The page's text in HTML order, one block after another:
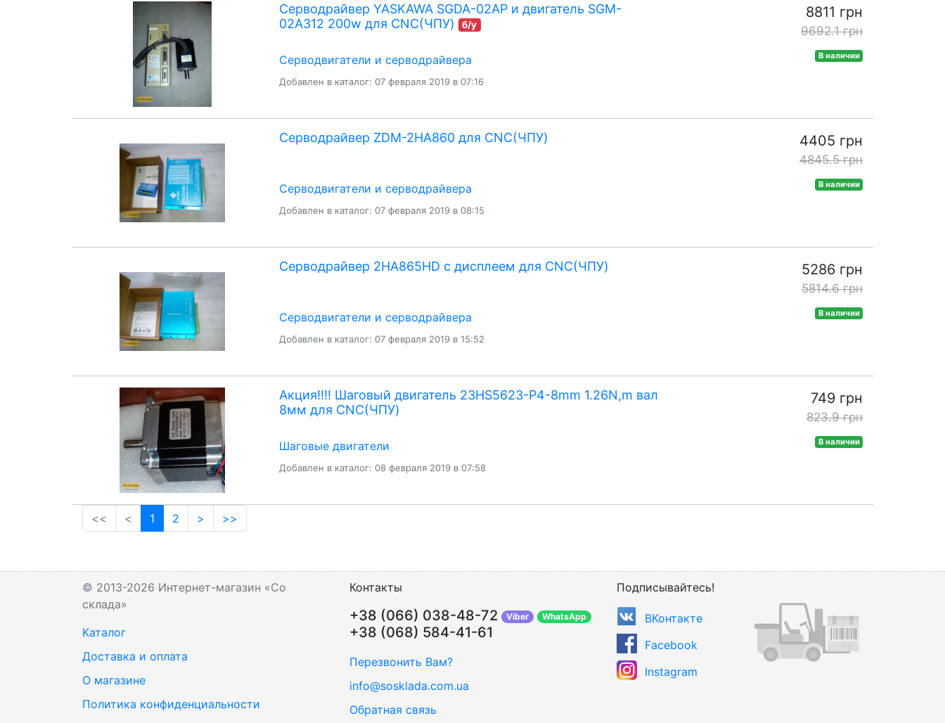
Серводрайвер YASKAWA SGDA-02AP и двигатель SGM-
02A312 200w для CNC(ЧПУ)
б/у
Серводвигатели и серводрайвера
Добавлен в каталог: 07 февраля 2019 в 07:16
8811 грн
9692.1 грн
В наличии
Серводрайвер ZDM-2HA860 для CNC(ЧПУ)
Серводвигатели и серводрайвера
Добавлен в каталог: 07 февраля 2019 в 08:15
4405 грн
4845.5 грн
В наличии
Серводрайвер 2HA865HD с дисплеем для CNC(ЧПУ)
Серводвигатели и серводрайвера
Добавлен в каталог: 07 февраля 2019 в 15:52
5286 грн
5814.6 грн
В наличии
Акция!!!! Шаговый двигатель 23HS5623-P4-8mm 1.26N,m вал
8мм для CNC(ЧПУ)
Шаговые двигатели
Добавлен в каталог: 08 февраля 2019 в 07:58
749 грн
823.9 грн
В наличии
<< < 1 (current)
2 > >>
© 2013-2026 Интернет-магазин «Со
склада»
Каталог
Доставка и оплата
О магазине
Политика конфиденциальности
Контакты
+38 (066) 038-48-72 Viber WhatsApp
+38 (068) 584-41-61
Перезвонить Вам?
info@sosklada.com.ua
Обратная связь
Подписывайтесь!
ВКонтакте
Facebook
Instagram